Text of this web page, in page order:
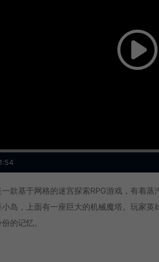
款基于网格的迷宫探索RPG游戏，有着
岛，上面有一座巨大的机械魔塔。玩家
的记忆。